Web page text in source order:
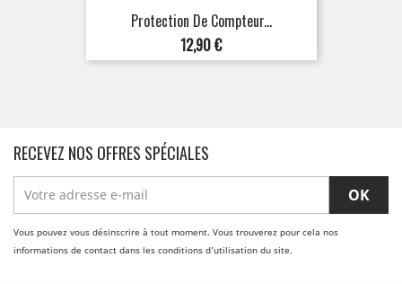
Protection De Compteur...
Prix
12,90 €
RECEVEZ NOS OFFRES SPÉCIALES
Vous pouvez vous désinscrire à tout moment. Vous trouverez pour cela nos
informations de contact dans les conditions d'utilisation du site.